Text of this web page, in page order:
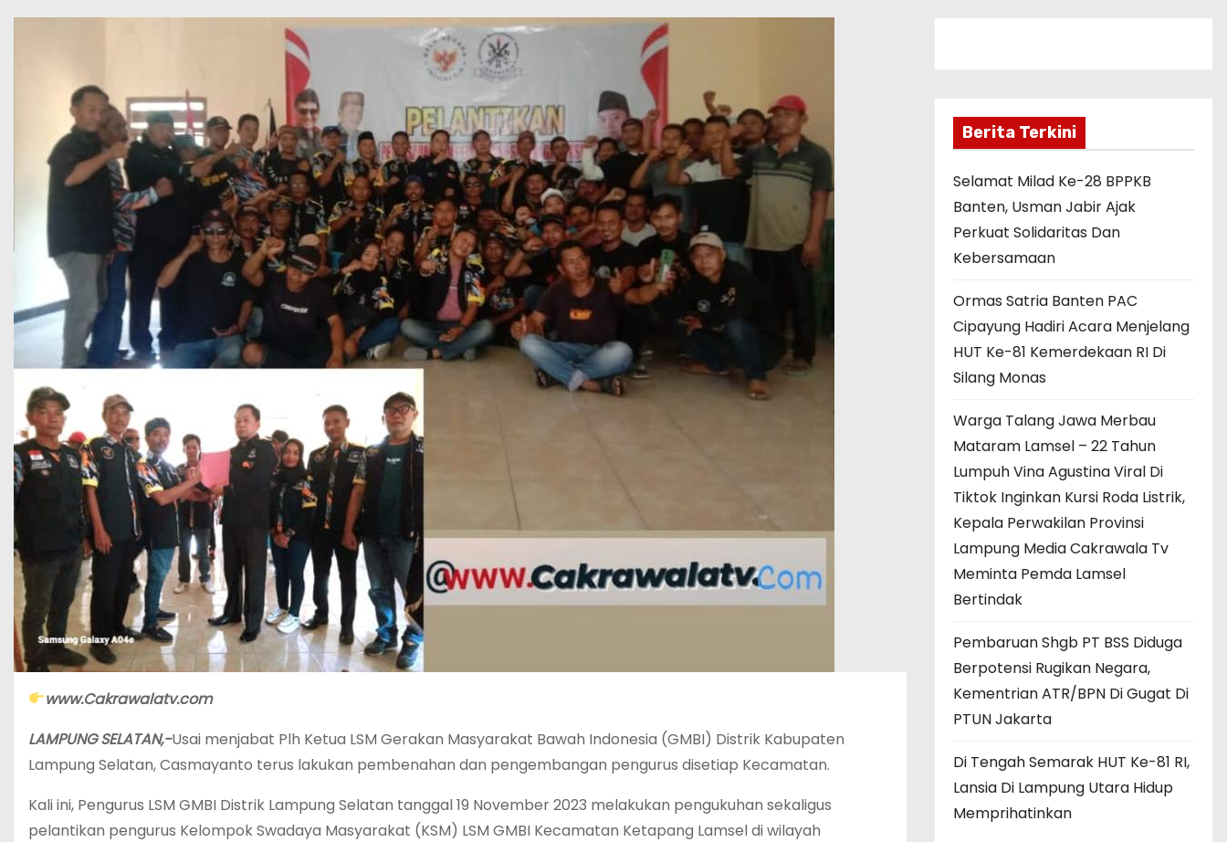
www.Cakrawalatv.com
LAMPUNG SELATAN,-Usai menjabat Plh Ketua LSM Gerakan Masyarakat Bawah Indonesia (GMBI) Distrik Kabupaten
Lampung Selatan, Casmayanto terus lakukan pembenahan dan pengembangan pengurus disetiap Kecamatan.
Kali ini, Pengurus LSM GMBI Distrik Lampung Selatan tanggal 19 November 2023 melakukan pengukuhan sekaligus
pelantikan pengurus Kelompok Swadaya Masyarakat (KSM) LSM GMBI Kecamatan Ketapang Lamsel di wilayah
Berita Terkini
Selamat Milad Ke-28 BPPKB
Banten, Usman Jabir Ajak
Perkuat Solidaritas Dan
Kebersamaan
Ormas Satria Banten PAC
Cipayung Hadiri Acara Menjelang
HUT Ke-81 Kemerdekaan RI Di
Silang Monas
Warga Talang Jawa Merbau
Mataram Lamsel – 22 Tahun
Lumpuh Vina Agustina Viral Di
Tiktok Inginkan Kursi Roda Listrik,
Kepala Perwakilan Provinsi
Lampung Media Cakrawala Tv
Meminta Pemda Lamsel
Bertindak
Pembaruan Shgb PT BSS Diduga
Berpotensi Rugikan Negara,
Kementrian ATR/BPN Di Gugat Di
PTUN Jakarta
Di Tengah Semarak HUT Ke-81 RI,
Lansia Di Lampung Utara Hidup
Memprihatinkan